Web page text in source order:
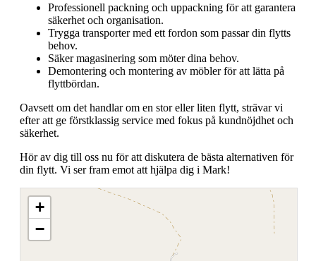
Professionell packning och uppackning för att garantera
säkerhet och organisation.
Trygga transporter med ett fordon som passar din flytts
behov.
Säker magasinering som möter dina behov.
Demontering och montering av möbler för att lätta på
flyttbördan.
Oavsett om det handlar om en stor eller liten flytt, strävar vi
efter att ge förstklassig service med fokus på kundnöjdhet och
säkerhet.
Hör av dig till oss nu för att diskutera de bästa alternativen för
din flytt. Vi ser fram emot att hjälpa dig i Mark!
+
−